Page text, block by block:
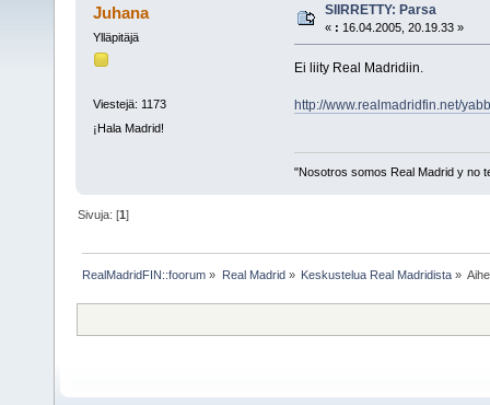
Juhana
Ylläpitäjä
Viestejä: 1173
¡Hala Madrid!
SIIRRETTY: Parsa
« : 16.04.2005, 20.19.33 »
Ei liity Real Madridiin.
http://www.realmadridfin.net/
"Nosotros somos Real Madrid y no
Sivuja: [1]
RealMadridFIN::foorum » Real Madrid» Keskustelua Real Madridista»